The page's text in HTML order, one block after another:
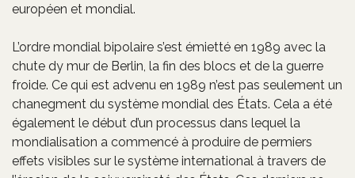
européen et mondial.
L’ordre mondial bipolaire s’est émietté en 1989 avec la
chute dy mur de Berlin, la fin des blocs et de la guerre
froide. Ce qui est advenu en 1989 n’est pas seulement un
chanegment du système mondial des États. Cela a été
également le début d’un processus dans lequel la
mondialisation a commencé à produire de permiers
effets visibles sur le système international à travers de